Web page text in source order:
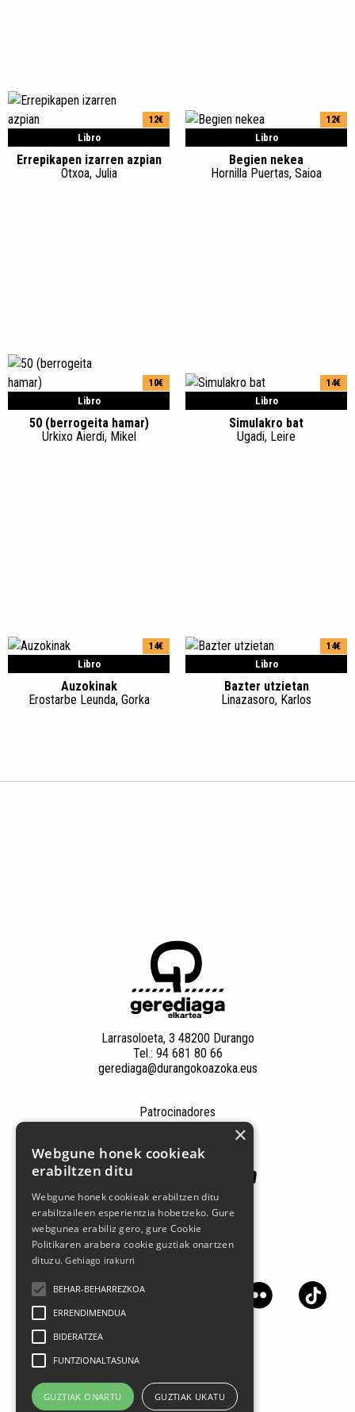
Libro
12€
Errepikapen izarren azpian
Otxoa, Julia
Libro
12€
Begien nekea
Hornilla Puertas, Saioa
Libro
10€
50 (berrogeita hamar)
Urkixo Aierdi, Mikel
Libro
14€
Simulakro bat
Ugadi, Leire
Libro
14€
Auzokinak
Erostarbe Leunda, Gorka
Libro
14€
Bazter utzietan
Linazasoro, Karlos
Larrasoloeta, 3 48200 Durango
Tel.: 94 681 80 66
gerediaga@durangokoazoka.eus
Patrocinadores
Síguenos en las redes sociales
×
Webgune honek cookieak
erabiltzen ditu
Webgune honek cookieak erabiltzen ditu
erabiltzaileen esperientzia hobetzeko. Gure
webgunea erabiliz gero, gure Cookie
Politikaren arabera cookie guztiak onartzen
dituzu.Gehiago irakurri
BEHAR-BEHARREZKOA
ERRENDIMENDUA
BIDERATZEA
FUNTZIONALTASUNA
GUZTIAK ONARTU GUZTIAK UKATU